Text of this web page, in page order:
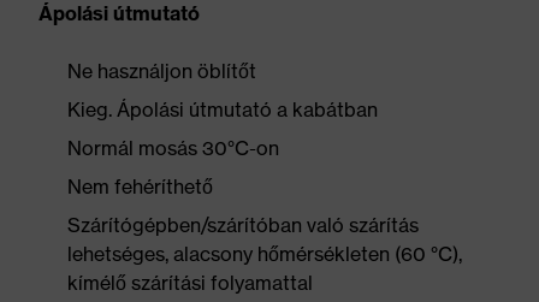
Ápolási útmutató
Ne használjon öblítőt
Kieg. Ápolási útmutató a kabátban
Normál mosás 30°C-on
Nem fehéríthető
Szárítógépben/szárítóban való szárítás
lehetséges, alacsony hőmérsékleten (60 °C),
kímélő szárítási folyamattal